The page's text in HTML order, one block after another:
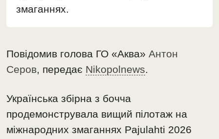
змаганнях.
Повідомив голова ГО «Аква»Антон
Серов, передає Nikopolnews.
Українська збірна з бочча
продемонструвала вищий пілотаж на
міжнародних змаганнях Pajulahti 2026